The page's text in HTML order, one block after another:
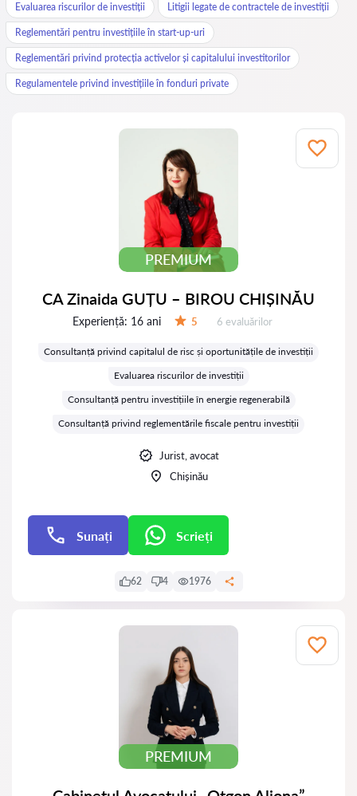
Evaluarea riscurilor de investiții Litigii legate de contractele de investiții
Reglementări pentru investițiile în start-up-uri
Reglementări privind protecția activelor și capitalului investitorilor
Regulamentele privind investițiile în fonduri private
PREMIUM
CA Zinaida GUȚU – BIROU CHIȘINĂU
Experiență: 16 ani 5 Evaluărilor:
6 evaluărilor
Consultanță privind capitalul de risc și oportunitățile de investiții
Evaluarea riscurilor de investiții
Consultanță pentru investițiile în energie regenerabilă
Consultanță privind reglementările fiscale pentru investiții
Jurist, avocat
Chișinău
Sunați Scrieți
62 4 1976
PREMIUM